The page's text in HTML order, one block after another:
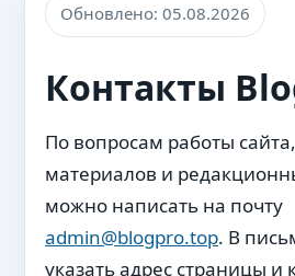
Обновлено: 05.08.2026
Контакты
По вопросам работы
материалов и
можно написать на почту
admin@blogpro.top. В
указать адрес страницы и